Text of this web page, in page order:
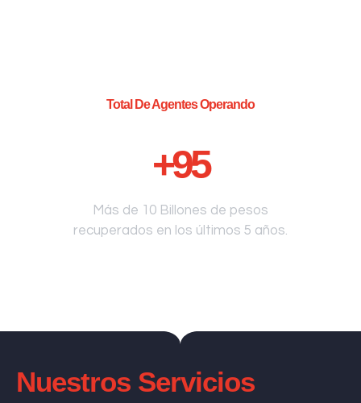
Total De Agentes Operando
+95
Más de 10 Billones de pesos
recuperados en los últimos 5 años.
Nuestros Servicios